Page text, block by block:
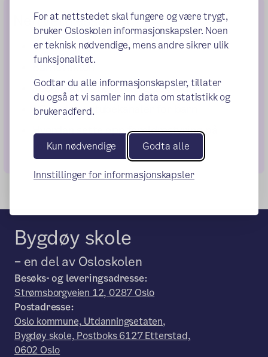
For at nettstedet skal fungere og være trygt,
bruker Osloskolen informasjonskapsler. Noen
er teknisk nødvendige, mens andre sikrer ulik
funksjonalitet.
Godtar du alle informasjonskapsler, tillater
du også at vi samler inn data om statistikk og
brukeradferd.
Kun nødvendige Godta alle
Innstillinger for informasjonskapsler
Nettvettressurser
Du bestemmer
Barnevakten
Redd barnas nettvettregler (pdf)
10 gode youtubekanaler for barn
Hvordan sette opp foreldrestyring på
youtube
Bygdøy skole
– en del av Osloskolen
Besøks- og leveringsadresse:
Strømsborgveien 12, 0287 Oslo
Postadresse:
Oslo kommune, Utdanningsetaten,
Bygdøy skole, Postboks 6127 Etterstad,
0602 Oslo